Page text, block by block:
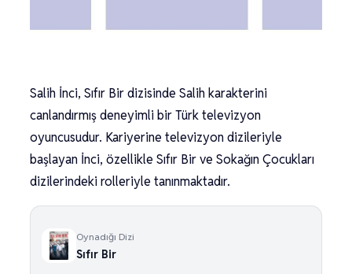
Salih İnci, Sıfır Bir dizisinde Salih karakterini
canlandırmış deneyimli bir Türk televizyon
oyuncusudur. Kariyerine televizyon dizileriyle
başlayan İnci, özellikle Sıfır Bir ve Sokağın Çocukları
dizilerindeki rolleriyle tanınmaktadır.
Oynadığı Dizi
Sıfır Bir